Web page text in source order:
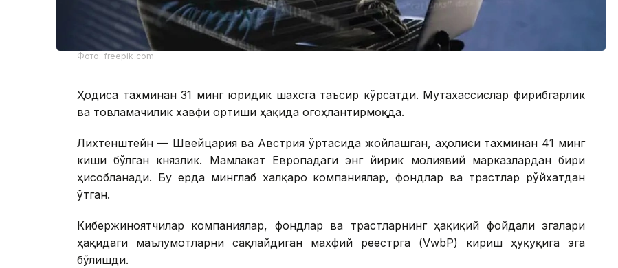
Фото: freepik.com
Ҳодиса тахминан 31 минг юридик шахсга таъсир кўрсатди. Мутахассислар фирибгарлик
ва товламачилик хавфи ортиши ҳақида огоҳлантирмоқда.
Лихтенштейн — Швейцария ва Австрия ўртасида жойлашган, аҳолиси тахминан 41 минг
киши бўлган князлик. Мамлакат Европадаги энг йирик молиявий марказлардан бири
ҳисобланади. Бу ерда минглаб халқаро компаниялар, фондлар ва трастлар рўйхатдан
ўтган.
Кибержиноятчилар компаниялар, фондлар ва трастларнинг ҳақиқий фойдали эгалари
ҳақидаги маълумотларни сақлайдиган махфий реестрга (VwbP) кириш ҳуқуқига эга
бўлишди.